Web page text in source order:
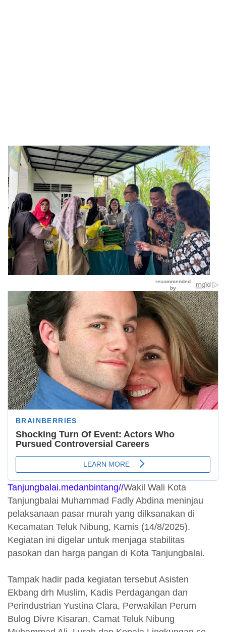
Tanjungbalai.medanbintang//Wakil Wali Kota
Tanjungbalai Muhammad Fadly Abdina meninjau
pelaksanaan pasar murah yang dilksanakan di
Kecamatan Teluk Nibung, Kamis (14/8/2025).
Kegiatan ini digelar untuk menjaga stabilitas
pasokan dan harga pangan di Kota Tanjungbalai.
Tampak hadir pada kegiatan tersebut Asisten
Ekbang drh Muslim, Kadis Perdagangan dan
Perindustrian Yustina Clara, Perwakilan Perum
Bulog Divre Kisaran, Camat Teluk Nibung